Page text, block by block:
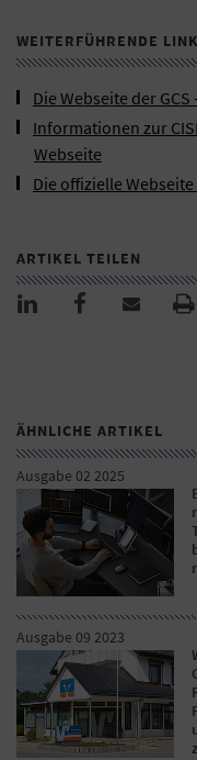
WEITERFÜHRENDE
Die Webseite der
Informationen zur
Webseite
Die offizielle Webseite
ARTIKEL TEILEN
ÄHNLICHE ARTIKEL
Ausgabe 02 2025
Ausgabe 09 2023